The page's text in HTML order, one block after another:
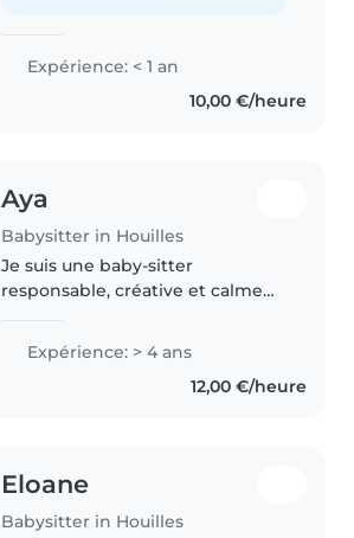
Expérience: < 1 an
10,00 €/heure
Aya
Babysitter in Houilles
Je suis une baby-sitter
responsable, créative et calme
d'expérience en garde d'enfants,
notamment avec ma petite sœur
Expérience: > 4 ans
12,00 €/heure
Eloane
Babysitter in Houilles